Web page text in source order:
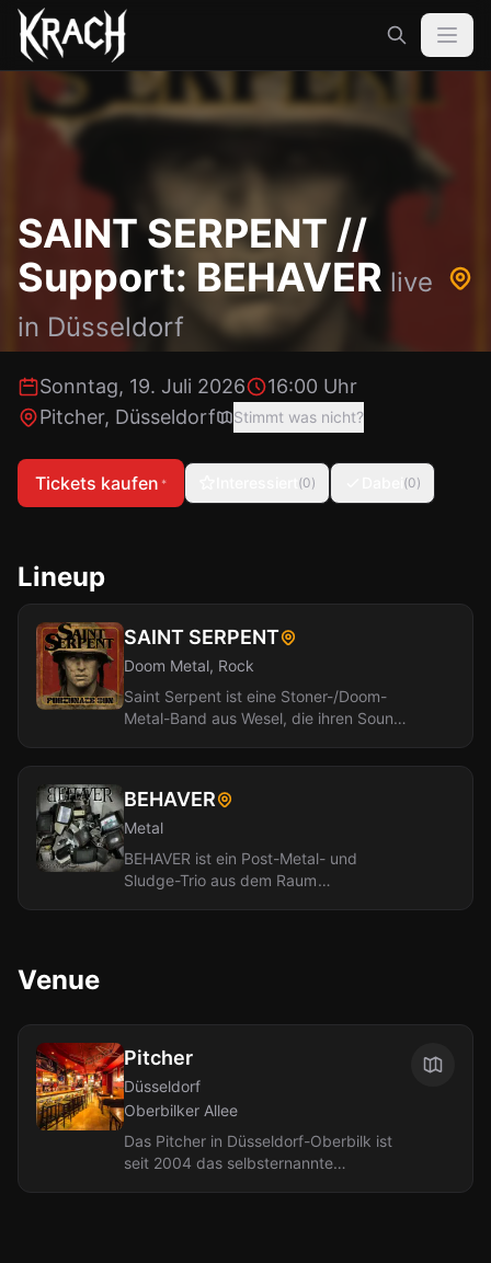
SAINT SERPENT //
Support: BEHAVER live
in Düsseldorf
Sonntag, 19. Juli 2026
16:00 Uhr
Pitcher, Düsseldorf Stimmt was nicht?
Tickets kaufen * (0) (0)
Lineup
SAINT SERPENT
Doom Metal, Rock
Saint Serpent ist eine Stoner-/Doom-
Metal-Band aus Wesel, die ihren Sound
BEHAVER
Metal
BEHAVER ist ein Post-Metal- und
Sludge-Trio aus dem Raum
Venue
Pitcher
Düsseldorf
Oberbilker Allee
Das Pitcher in Düsseldorf-Oberbilk ist
seit 2004 das selbsternannte